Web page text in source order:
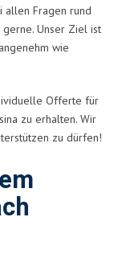
allen Fragen rund
Unser Ziel ist
wie
Offerte für
zu erhalten. Wir
zu dürfen!